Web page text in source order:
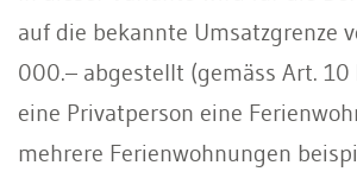
auf die bekannte Umsatzgrenze
000.– abgestellt (gemäss Art. 10
eine Privatperson eine
mehrere Ferienwohnungen